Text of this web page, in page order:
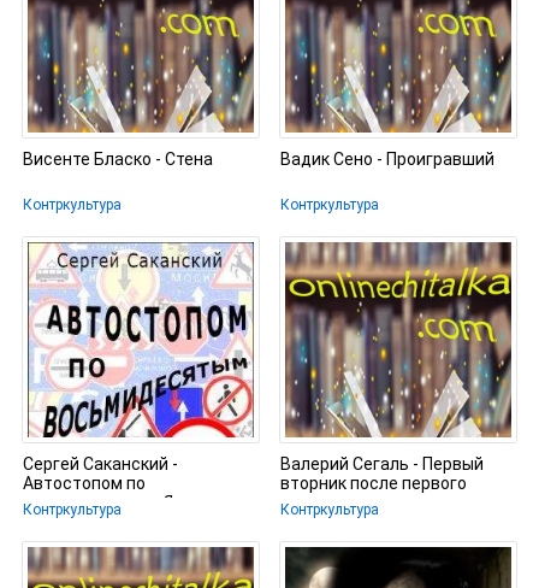
Висенте Бласко - Стена
Контркультура
Вадик Сено - Проигравший
Контркультура
Сергей Саканский -
Автостопом по
восьмидесятым. Яшины
рассказы 08
Контркультура
Валерий Сегаль - Первый
вторник после первого
понедельника
Контркультура